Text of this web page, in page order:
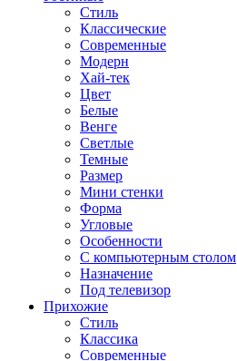
Стиль
Классические
Современные
Модерн
Хай-тек
Цвет
Белые
Венге
Светлые
Темные
Размер
Мини стенки
Форма
Угловые
Особенности
С компьютерным столом
Назначение
Под телевизор
Прихожие
Стиль
Классика
Современные